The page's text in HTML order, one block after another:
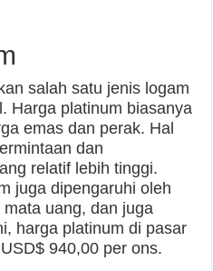
salah satu jenis logam
Harga platinum biasanya
emas dan perak. Hal
dan
relatif lebih tinggi.
juga dipengaruhi oleh
uang, dan juga
harga platinum di pasar
940,00 per ons.